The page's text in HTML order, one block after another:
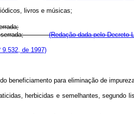
livros e músicas;
ou serrada;(Redação dada pelo Decreto-
9.532, de 1997)
para eliminação de
herbicidas e semelhantes, segundo